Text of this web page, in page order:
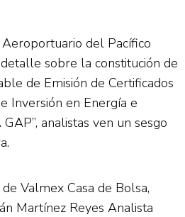
del Pacífico
sobre la constitución de
de Emisión de Certificados
Inversión en Energía e
analistas ven un sesgo
Valmex Casa de Bolsa,
Martínez Reyes Analista